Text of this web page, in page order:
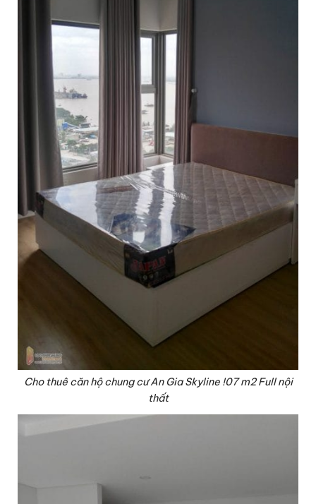
Cho thuê căn hộ chung cư An Gia Skyline !07 m2 Full nội
thất